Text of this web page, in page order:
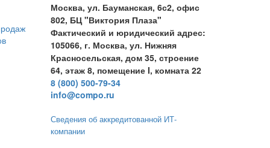
Москва, ул. Бауманская, 6с2, офис
802, БЦ "Виктория Плаза"
Фактический и юридический адрес:
105066, г. Москва, ул. Нижняя
Красносельская, дом 35, строение
64, этаж 8, помещение I, комната 22
8 (800) 500-79-34
info@compo.ru
Сведения об аккредитованной ИТ-
компании